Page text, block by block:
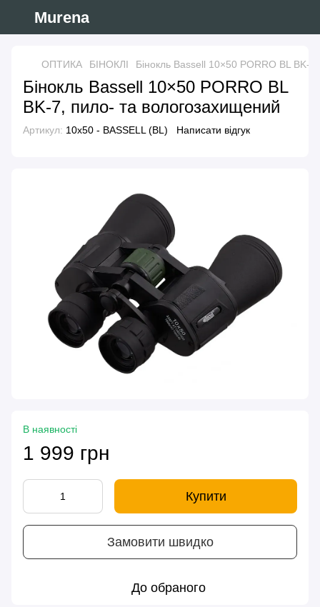
Murena
ОПТИКА БІНОКЛІ Бінокль Bassell 10×50 PORRO BL BK-
Бінокль Bassell 10×50 PORRO BL
BK-7, пило- та вологозахищений
Артикул: 10x50 - BASSELL (BL) Написати відгук
В наявності
1 999 грн
Купити
Замовити швидко
До обраного